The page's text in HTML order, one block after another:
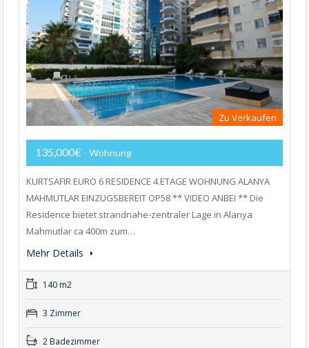
Zu Verkaufen
135,000€ - Wohnung
KURTSAFIR EURO 6 RESIDENCE 4.ETAGE WOHNUNG ALANYA
MAHMUTLAR EINZUGSBEREIT OP58 ** VIDEO ANBEI ** Die
Residence bietet strandnahe-zentraler Lage in Alanya
Mahmutlar ca 400m zum…
Mehr Details
140 m2
3 Zimmer
2 Badezimmer